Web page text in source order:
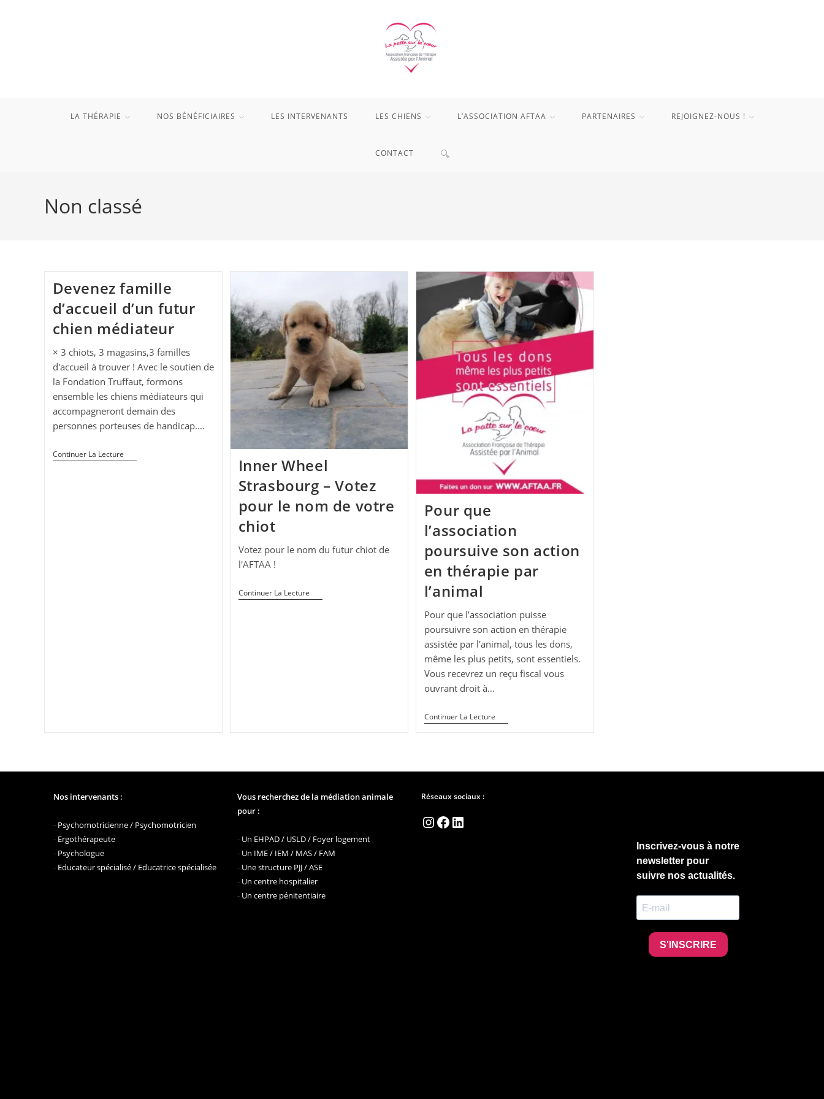
LA THÉRAPIE NOS BÉNÉFICIAIRES LES INTERVENANTS LES CHIENS L’ASSOCIATION AFTAA PARTENAIRES REJOIGNEZ-NOUS !
CONTACT TOGGLE
Non classé
Devenez famille
d’accueil d’un futur
chien médiateur
× 3 chiots, 3 magasins,3 familles
d'accueil à trouver ! Avec le soutien de
la Fondation Truffaut, formons
ensemble les chiens médiateurs qui
accompagneront demain des
personnes porteuses de handicap.…
Continuer La LectureDevenez
Famille
Inner Wheel
Strasbourg – Votez
pour le nom de votre
chiot
Votez pour le nom du futur chiot de
l'AFTAA !
Continuer La LectureInner
Wheel
Pour que
l’association
poursuive son action
en thérapie par
l’animal
Pour que l’association puisse
poursuivre son action en thérapie
assistée par l'animal, tous les dons,
même les plus petits, sont essentiels.
Vous recevrez un reçu fiscal vous
ouvrant droit à…
Continuer La LecturePour
Que
Nos intervenants :
- Psychomotricienne / Psychomotricien
- Ergothérapeute
- Psychologue
- Educateur spécialisé / Educatrice spécialisée
Vous recherchez de la médiation animale
pour :
- Un EHPAD / USLD / Foyer logement
- Un IME / IEM / MAS / FAM
- Une structure PJJ / ASE
- Un centre hospitalier
- Un centre pénitentiaire
Réseaux sociaux :
Instagram
Facebook
LinkedIn